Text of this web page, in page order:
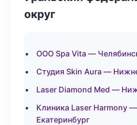
округ
ООО Spa Vita —
Студия Skin Aura —
Laser Diamond Med —
Клиника Laser Harmony —
Екатеринбург